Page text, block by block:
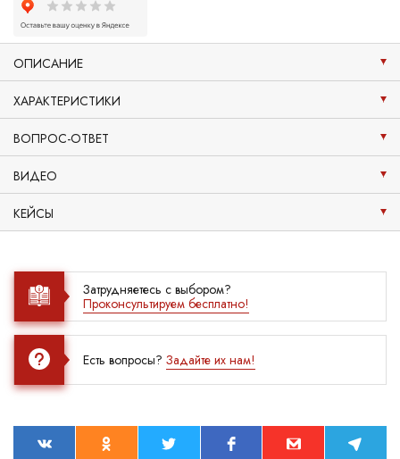
ОПИСАНИЕ
ХАРАКТЕРИСТИКИ
ВОПРОС-ОТВЕТ
ВИДЕО
КЕЙСЫ
Затрудняетесь с выбором?
Проконсультируем бесплатно!
Есть вопросы? Задайте их нам!